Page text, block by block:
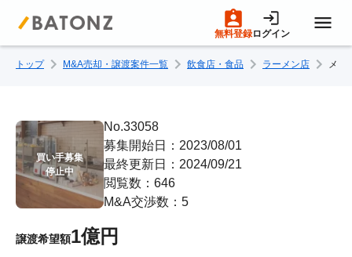
無料登録ログイン
トップページ
M&A案件一覧
売りたい方へ
買いたい方へ
トップ M&A売却・譲渡案件一覧 飲食店・食品 ラーメン店 メデ
買い手募集
停止中
No.33058
募集開始日：2023/08/01
最終更新日：2024/09/21
閲覧数：646
M&A交渉数：5
譲渡希望額1億円